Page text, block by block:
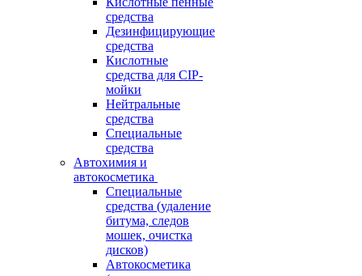
средства
Дезинфицирующие
средства
Кислотные
средства для CIP-
мойки
Нейтральные
средства
Специальные
средства
Автохимия и
автокосметика
Специальные
средства (удаление
битума, следов
мошек, очистка
дисков)
Автокосметика